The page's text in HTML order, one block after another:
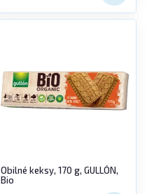
Obilné keksy, 170 g, GULLÓN,
Bio